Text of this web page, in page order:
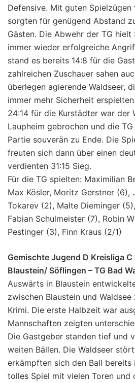
Defensive. Mit guten
sorgten für genügend Abstand
Gästen. Die Abwehr der TG
immer wieder erfolgreiche
stand es bereits 14:8 für die
zahlreichen Zuschauer sahen
überlegen agierende Waldseer,
immer mehr Sicherheit
24:14 für die Kurstädter war der
Laupheim gebrochen und die
Partie souverän zu Ende. Die
freuten sich dann über einen
verdienten 31:15 Sieg.
Für die TG spielten: Maximilian
Max Kösler, Moritz Gerstner (6),
Tokarev (2), Malte Dieminger
Fabian Schulmeister (7), Robin
Pestinger (3), Finn Kraus (2/1)
Gemischte Jugend D Kreisliga C
Blaustein/ Söflingen – TG Bad
Auswärts in Blaustein
zwischen Blaustein und
Krimi. Die erste Halbzeit war
Mannschaften zeigten
Die Gastgeber standen tief und
weiten Bällen. Die Waldseer
erkämpften sich den Ball
tolles Spiel mit vielen Toren und